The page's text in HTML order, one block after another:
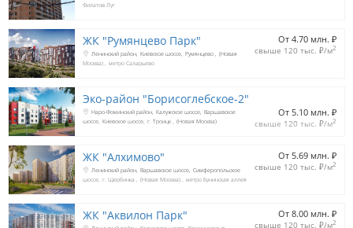
Филатов Луг
ЖК "Румянцево Парк" От 4.70 млн. ₽
свыше 120 тыс. ₽/м2
Ленинский район Киевское шоссе Румянцево
(Новая
Москва)
метро Саларьево
Эко-район "Борисоглебское-2"
От 5.10 млн. ₽
свыше 120 тыс. ₽/м2
Наро-Фоминский район Калужское шоссе Варшавское
шоссе Киевское шоссе г. Троицк (Новая Москва)
ЖК "Алхимово" От 5.69 млн. ₽
свыше 120 тыс. ₽/м2
Ленинский район Варшавское шоссе Симферопольское
шоссе г. Щербинка (Новая Москва) метро Бунинская аллея
ЖК "Аквилон Парк" От 8.00 млн. ₽
свыше 120 тыс. ₽/м2